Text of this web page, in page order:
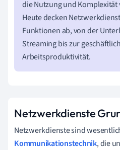
die Nutzung und
Heute decken
Funktionen ab, von der
Streaming bis zur
Arbeitsproduktivität.
Netzwerkdienste
Netzwerkdienste sind
Kommunikationstechnik, die